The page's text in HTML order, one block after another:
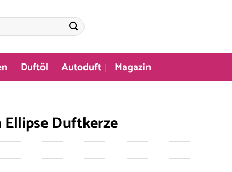
Duftöl Autoduft Magazin
Duftkerze